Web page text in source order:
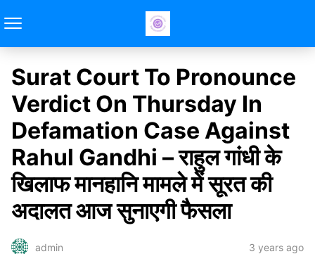
Surat Court To Pronounce
Verdict On Thursday In
Defamation Case Against
Rahul Gandhi – राहुल गांधी के
खिलाफ मानहानि मामले में सूरत की
अदालत आज सुनाएगी फैसला
admin 3 years ago